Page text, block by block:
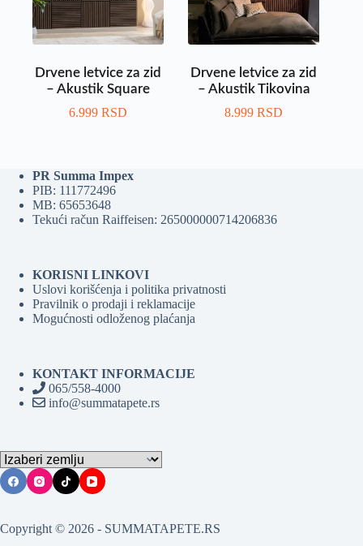
Drvene letvice za zid
– Akustik Square
6.999RSD
Drvene letvice za zid
– Akustik Tikovina
8.999RSD
PR Summa Impex
PIB: 111772496
MB: 65653648
Tekući račun Raiffeisen: 265000000714206836
KORISNI LINKOVI
Uslovi korišćenja i politika privatnosti
Pravilnik o prodaji i reklamacije
Mogućnosti odloženog plaćanja
KONTAKT INFORMACIJE
065/558-4000
info@summatapete.rs
Copyright © 2026 - SUMMATAPETE.RS